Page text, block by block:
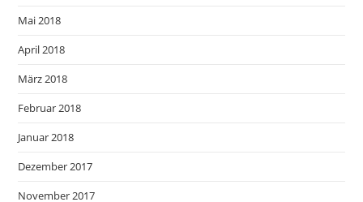
Mai 2018
April 2018
März 2018
Februar 2018
Januar 2018
Dezember 2017
November 2017